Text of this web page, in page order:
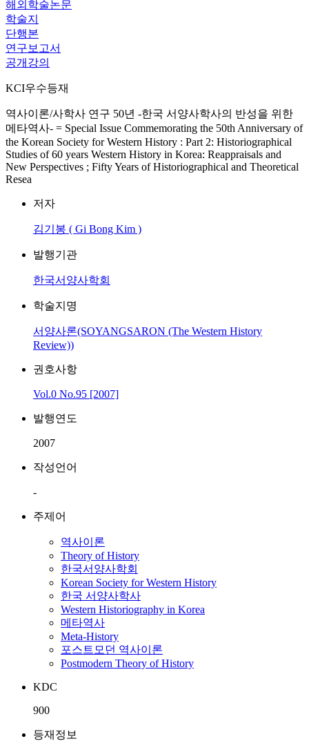
해외학술논문
학술지
단행본
연구보고서
공개강의
KCI우수등재
역사이론/사학사 연구 50년 -한국 서양사학사의 반성을 위한
메타역사- = Special Issue Commemorating the 50th Anniversary of
the Korean Society for Western History : Part 2: Historiographical
Studies of 60 years Western History in Korea: Reappraisals and
New Perspectives ; Fifty Years of Historiographical and Theoretical
Resea
저자
김기봉 ( Gi Bong Kim )
발행기관
한국서양사학회
학술지명
서양사론(SOYANGSARON (The Western History
Review))
권호사항
Vol.0 No.95 [2007]
발행연도
2007
작성언어
-
주제어
역사이론
Theory of History
한국서양사학회
Korean Society for Western History
한국 서양사학사
Western Historiography in Korea
메타역사
Meta-History
포스트모던 역사이론
Postmodern Theory of History
KDC
900
등재정보